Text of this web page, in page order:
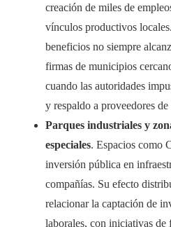
creación de miles de
vínculos productivos
beneficios no siempre
firmas de municipios
cuando las autoridades
y respaldo a proveedores de
Parques industriales y
especiales. Espacios como
inversión pública en
compañías. Su efecto
relacionar la captación de
laborales, con iniciativas de